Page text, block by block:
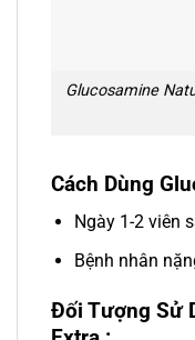
Glucosamine
Cách Dùng
Ngày 1-2 viên
Bệnh nhân
Đối Tượng Sử